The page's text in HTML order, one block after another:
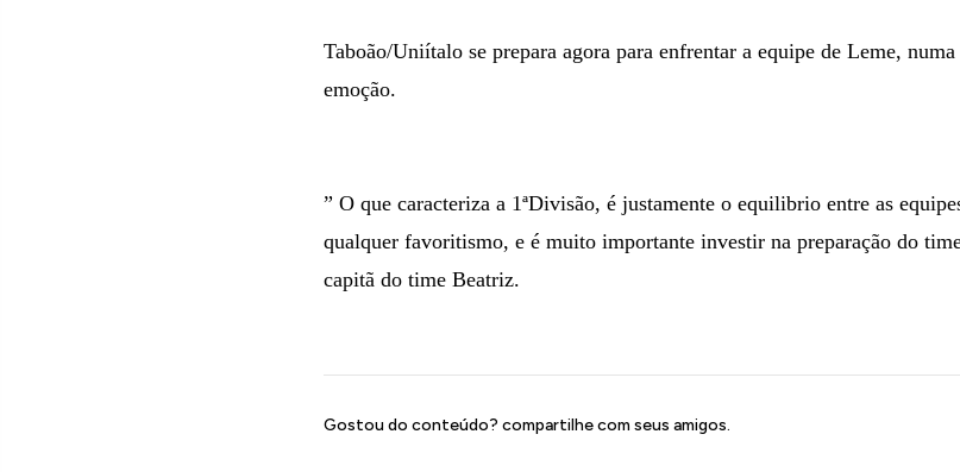
Taboão/Uniítalo se prepara agora para enfrentar a equipe de Leme,
emoção.
” O que caracteriza a 1ªDivisão, é justamente o equilibrio entre as
qualquer favoritismo, e é muito importante investir na preparação do
capitã do time Beatriz.
Gostou do conteúdo? compartilhe com seus amigos.